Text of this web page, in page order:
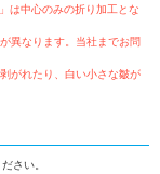
は中心のみの折り加工とな
異なります。当社までお問
がれたり、白い小さな皺が
さい。